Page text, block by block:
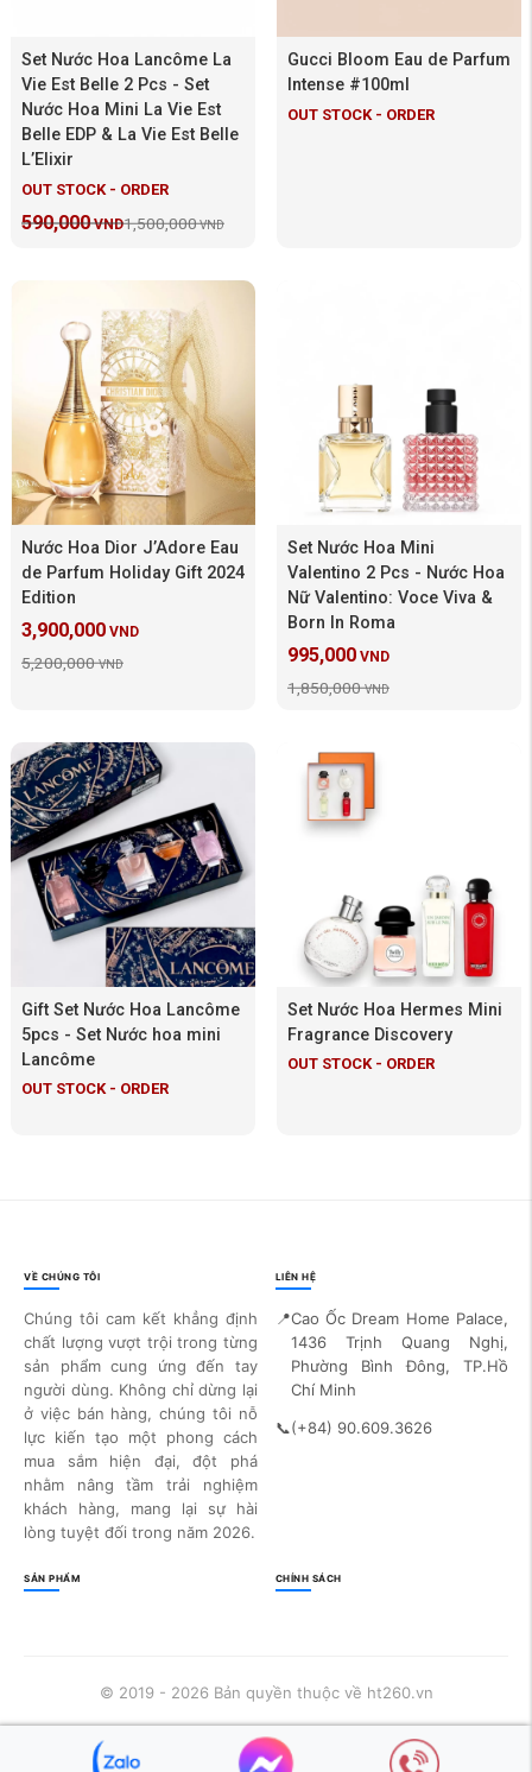
Set Nước Hoa Lancôme La
Vie Est Belle 2 Pcs - Set
Nước Hoa Mini La Vie Est
Belle EDP & La Vie Est Belle
L’Elixir
OUT STOCK - ORDER
590,000VND1,500,000 VND
Gucci Bloom Eau de Parfum
Intense #100ml
OUT STOCK - ORDER
Nước Hoa Dior J’Adore Eau
de Parfum Holiday Gift 2024
Edition
3,900,000 VND
5,200,000 VND
Set Nước Hoa Mini
Valentino 2 Pcs - Nước Hoa
Nữ Valentino: Voce Viva &
Born In Roma
995,000 VND
1,850,000 VND
Gift Set Nước Hoa Lancôme
5pcs - Set Nước hoa mini
Lancôme
OUT STOCK - ORDER
Set Nước Hoa Hermes Mini
Fragrance Discovery
OUT STOCK - ORDER
VỀ CHÚNG TÔI
Chúng tôi cam kết khẳng định
chất lượng vượt trội trong từng
sản phẩm cung ứng đến tay
người dùng. Không chỉ dừng lại
ở việc bán hàng, chúng tôi nỗ
lực kiến tạo một phong cách
mua sắm hiện đại, đột phá
nhằm nâng tầm trải nghiệm
khách hàng, mang lại sự hài
lòng tuyệt đối trong năm 2026.
LIÊN HỆ
📍Cao Ốc Dream Home Palace,
1436 Trịnh Quang Nghị,
Phường Bình Đông, TP.Hồ
Chí Minh
📞(+84) 90.609.3626
SẢN PHẨM CHÍNH SÁCH
© 2019 - 2026 Bản quyền thuộc về ht260.vn